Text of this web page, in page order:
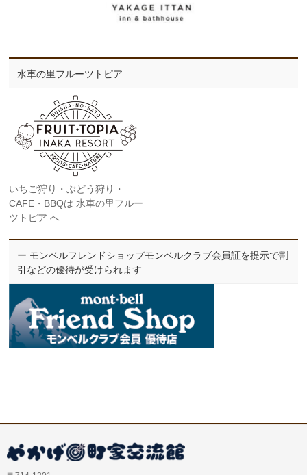
水車の里フルーツトピア
いちご狩り・ぶどう狩り・
CAFE・BBQは 水車の里フルー
ツトピア へ
ー モンベルフレンドショップモンベルクラブ会員証を提示で割
引などの優待が受けられます